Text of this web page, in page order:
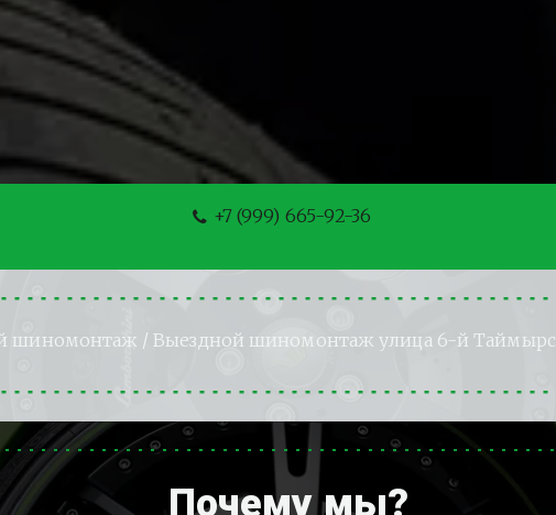
+7 (999) 665-92-36
шиномонтаж / Выездной шиномонтаж улица 6-й
Почему мы?